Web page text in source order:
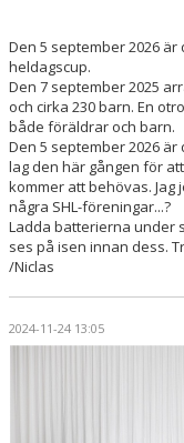
Den 5 september 2026
heldagscup.
Den 7 september 2025
och cirka 230 barn. En
både föräldrar och barn.
Den 5 september 2026
lag den här gången för
kommer att behövas. Jag
några SHL-föreningar...?
Ladda batterierna under
ses på isen innan dess.
/Niclas
2024-11-24 13:05